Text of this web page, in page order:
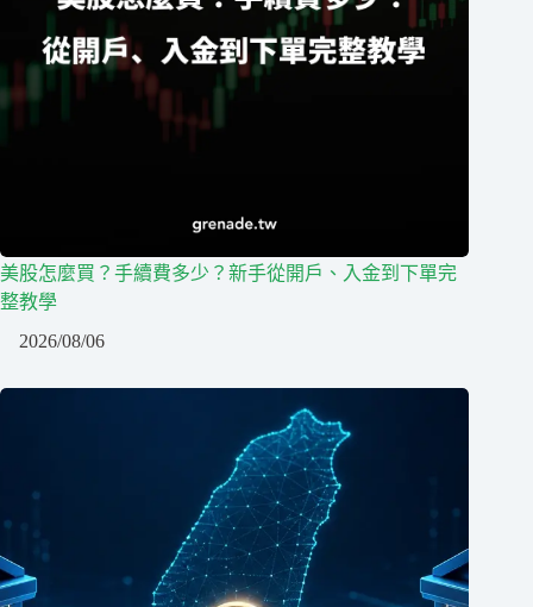
美股怎麼買？手續費多少？新手從開戶、入金到下單完
整教學
2026/08/06